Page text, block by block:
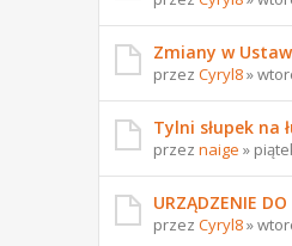
Zmiany w
przez Cyryl8»
Tylni słupek na
przez naige »
URZĄDZENIE
przez Cyryl8»